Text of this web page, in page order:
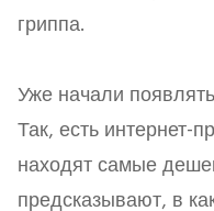
гриппа.
Уже начали
Так, есть интернет-
находят самые
предсказывают, в